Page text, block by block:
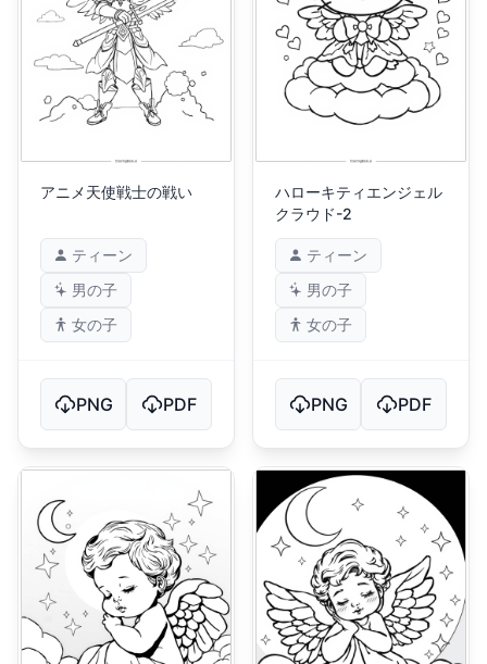
アニメ天使戦士の戦い
ティーン
男の子
女の子
PNG PDF
ハローキティエンジェル
クラウド-2
ティーン
男の子
女の子
PNG PDF